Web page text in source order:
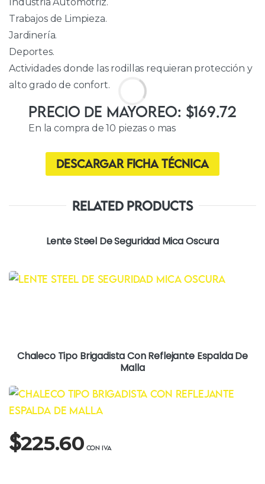
Trabajos de Limpieza.
Jardinería.
Deportes.
Actividades donde las rodillas requieran protección y
alto grado de confort.
Precio de Mayoreo: $169.72
En la compra de 10 piezas o mas
Descargar ficha técnica
Related Products
Lente Steel De Seguridad Mica Oscura
Chaleco Tipo Brigadista Con Reflejante Espalda De
Malla
$225.60